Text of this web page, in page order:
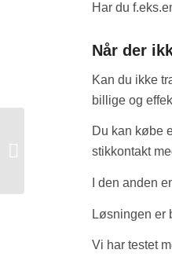
Har du
Når der
Kan du ikke
billige og
Du kan købe
stikkontakt
I den anden
Løsningen er
Vi har testet
Salg af hønseæg